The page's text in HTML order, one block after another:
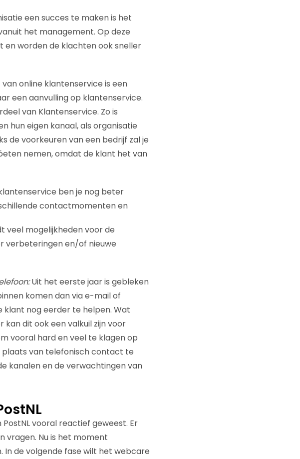
een succes te maken is het
het management. Op deze
en worden de klachten ook sneller
online klantenservice is een
een aanvulling op klantenservice.
van Klantenservice. Zo is
hun eigen kanaal, als organisatie
de voorkeuren van een bedrijf zal je
nemen, omdat de klant het van
ben je nog beter
contactmomenten en
veel mogelijkheden voor de
verbeteringen en/of nieuwe
Uit het eerste jaar is gebleken
komen dan via e-mail of
klant nog eerder te helpen. Wat
dit ook een valkuil zijn voor
vooral hard en veel te klagen op
plaats van telefonisch contact te
kanalen en de verwachtingen van
vooral reactief geweest. Er
vragen. Nu is het moment
In de volgende fase wilt het webcare